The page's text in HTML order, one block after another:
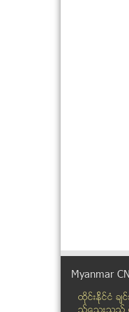
Myanmar
ထိုင္းနို္င္ငံ ခ်